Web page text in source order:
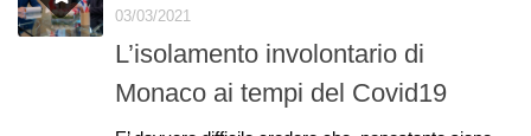
03/03/2021
L’isolamento involontario di
Monaco ai tempi del Covid19